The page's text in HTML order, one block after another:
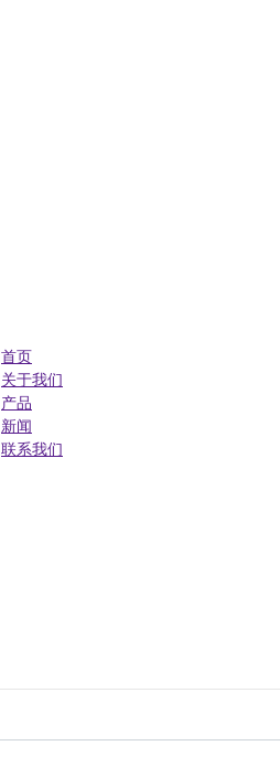
首页
关于我们
产品
新闻
联系我们